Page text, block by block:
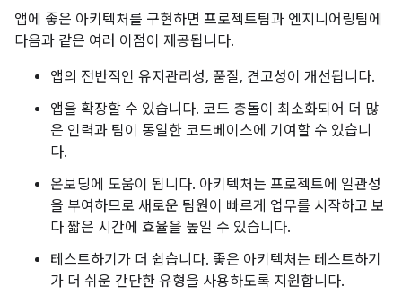
앱에 좋은 아키텍처를 구현하면 프로젝트팀과 엔지니어링팀에
다음과 같은 여러 이점이 제공됩니다.
앱의 전반적인 유지관리성, 품질, 견고성이 개선됩니다.
앱을 확장할 수 있습니다. 코드 충돌이 최소화되어 더 많
은 인력과 팀이 동일한 코드베이스에 기여할 수 있습니
다.
온보딩에 도움이 됩니다. 아키텍처는 프로젝트에 일관성
을 부여하므로 새로운 팀원이 빠르게 업무를 시작하고 보
다 짧은 시간에 효율을 높일 수 있습니다.
테스트하기가 더 쉽습니다. 좋은 아키텍처는 테스트하기
가 더 쉬운 간단한 유형을 사용하도록 지원합니다.